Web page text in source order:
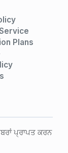
Plans
ਪ੍ਰਾਪਤ ਕਰਨ